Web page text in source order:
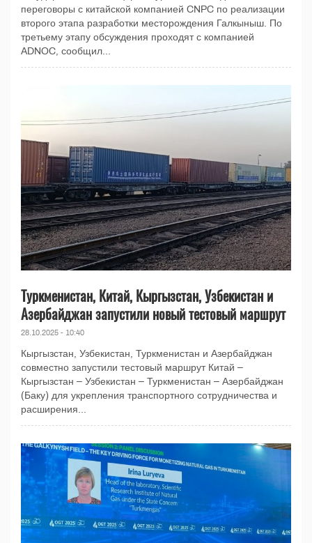
переговоры с китайской компанией CNPC по реализации
второго этапа разработки месторождения Галкыныш. По
третьему этапу обсуждения проходят с компанией
ADNOC, сообщил...
Туркменистан, Китай, Кыргызстан, Узбекистан и
Азербайджан запустили новый тестовый маршрут
28.10.2025 - 10:40
Кыргызстан, Узбекистан, Туркменистан и Азербайджан
совместно запустили тестовый маршрут Китай –
Кыргызстан – Узбекистан – Туркменистан – Азербайджан
(Баку) для укрепления транспортного сотрудничества и
расширения...